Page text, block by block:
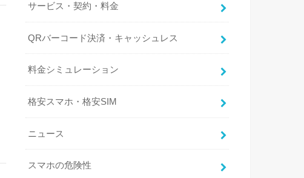
サービス・契約・料金
QRバーコード決済・キャッシュレス
料金シミュレーション
格安スマホ・格安SIM
ニュース
スマホの危険性